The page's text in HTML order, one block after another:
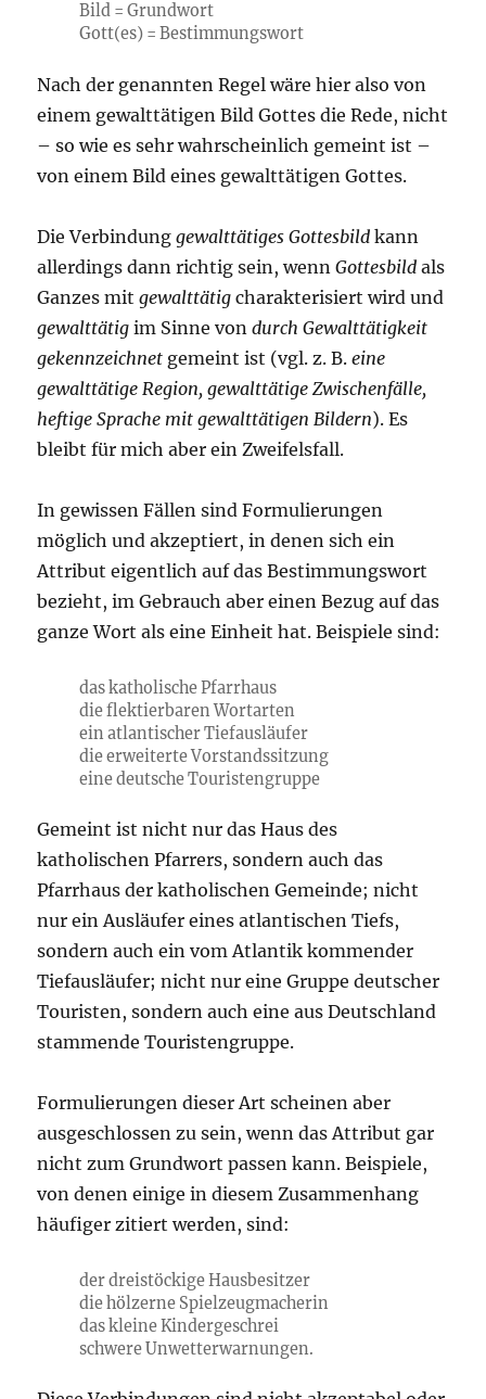
Bild = Grundwort
Gott(es) = Bestimmungswort
Nach der genannten Regel wäre hier also von
einem gewalttätigen Bild Gottes die Rede, nicht
– so wie es sehr wahrscheinlich gemeint ist –
von einem Bild eines gewalttätigen Gottes.
Die Verbindunggewalttätiges Gottesbild kann
allerdings dann richtig sein, wennGottesbild als
Ganzes mitgewalttätig charakterisiert wird und
gewalttätig im Sinne vondurch Gewalttätigkeit
gekennzeichnet gemeint ist (vgl. z. B.eine
gewalttätige Region, gewalttätige Zwischenfälle,
heftige Sprache mit gewalttätigen Bildern). Es
bleibt für mich aber ein Zweifelsfall.
In gewissen Fällen sind Formulierungen
möglich und akzeptiert, in denen sich ein
Attribut eigentlich auf das Bestimmungswort
bezieht, im Gebrauch aber einen Bezug auf das
ganze Wort als eine Einheit hat. Beispiele sind:
das katholische Pfarrhaus
die flektierbaren Wortarten
ein atlantischer Tiefausläufer
die erweiterte Vorstandssitzung
eine deutsche Touristengruppe
Gemeint ist nicht nur das Haus des
katholischen Pfarrers, sondern auch das
Pfarrhaus der katholischen Gemeinde; nicht
nur ein Ausläufer eines atlantischen Tiefs,
sondern auch ein vom Atlantik kommender
Tiefausläufer; nicht nur eine Gruppe deutscher
Touristen, sondern auch eine aus Deutschland
stammende Touristengruppe.
Formulierungen dieser Art scheinen aber
ausgeschlossen zu sein, wenn das Attribut gar
nicht zum Grundwort passen kann. Beispiele,
von denen einige in diesem Zusammenhang
häufiger zitiert werden, sind:
der dreistöckige Hausbesitzer
die hölzerne Spielzeugmacherin
das kleine Kindergeschrei
schwere Unwetterwarnungen.